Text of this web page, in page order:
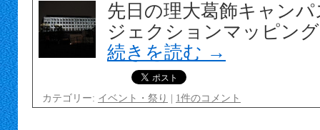
先日の理大葛飾キャン
ジェクションマッピン
続きを読む →
カテゴリー: イベント・祭り | 1件のコメント